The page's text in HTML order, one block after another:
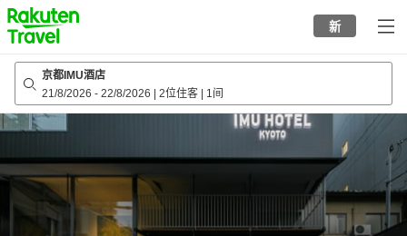
to
top
page
新
京都IMU酒店
21/8/2026 - 22/8/2026 2位住客 1间